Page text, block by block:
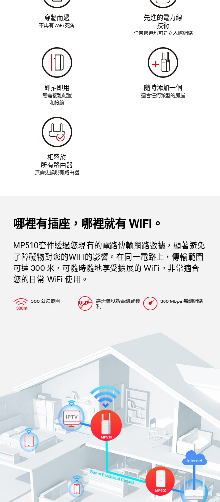
穿牆而過
不再有 WiFi 死角
先進的電力線
技術
任何管道均可建立人際網絡
即插即用
無需複雜配置
和接線
隨時添加一個
適合任何類型的房屋
相容於
所有路由器
無需更換現有路由器
哪裡有插座，哪裡就有 WiFi。
MP510套件透過您現有的電路傳輸網路數據，顯著避免
了障礙物對您的WiFi的影響。在同一電路上，傳輸範圍
可達 300 米，可隨時隨地享受擴展的 WiFi，非常適合
您的日常 WiFi 使用。
300 公尺範圍
無需鋪設新電線或鑽
孔
300 Mbps 無線網絡